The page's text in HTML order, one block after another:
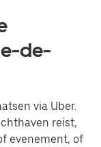
de-
via Uber.
reist,
evenement, of